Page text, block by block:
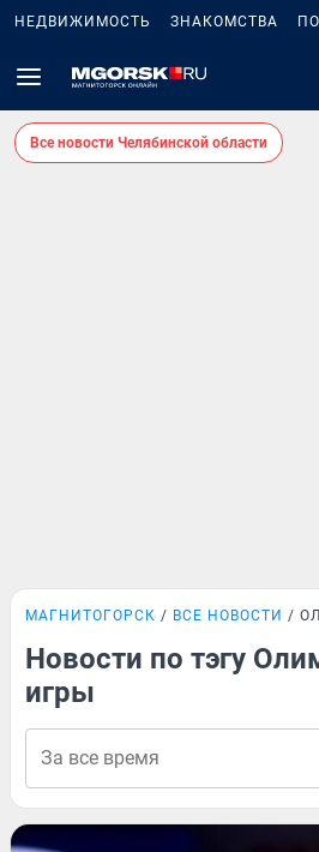
НЕДВИЖИМОСТЬ ЗНАКОМСТВА
Все новости Челябинской области
МАГНИТОГОРСК ВСЕ НОВОСТИ
Новости по тэгу
игры